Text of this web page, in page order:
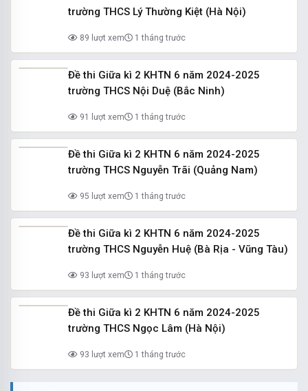
trường THCS Lý Thường Kiệt (Hà Nội)
89 lượt xem 1 tháng trước
Đề thi Giữa kì 2 KHTN 6 năm 2024-2025
trường THCS Nội Duệ (Bắc Ninh)
91 lượt xem 1 tháng trước
Đề thi Giữa kì 2 KHTN 6 năm 2024-2025
trường THCS Nguyễn Trãi (Quảng Nam)
95 lượt xem 1 tháng trước
Đề thi Giữa kì 2 KHTN 6 năm 2024-2025
trường THCS Nguyễn Huệ (Bà Rịa - Vũng Tàu)
93 lượt xem 1 tháng trước
Đề thi Giữa kì 2 KHTN 6 năm 2024-2025
trường THCS Ngọc Lâm (Hà Nội)
93 lượt xem 1 tháng trước